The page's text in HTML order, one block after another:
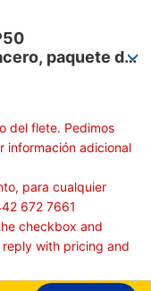
paquete de
】
del flete. Pedimos
información adicional
para cualquier
672 7661
checkbox and
with pricing and